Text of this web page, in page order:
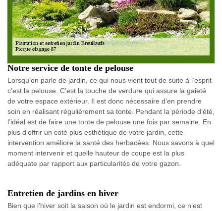
Notre service de tonte de pelouse
Lorsqu’on parle de jardin, ce qui nous vient tout de suite à l’esprit
c’est la pelouse. C’est la touche de verdure qui assure la gaieté
de votre espace extérieur. Il est donc nécessaire d’en prendre
soin en réalisant régulièrement sa tonte. Pendant la période d’été,
l’idéal est de faire une tonte de pelouse une fois par semaine. En
plus d’offrir un coté plus esthétique de votre jardin, cette
intervention améliore la santé des herbacées. Nous savons à quel
moment intervenir et quelle hauteur de coupe est la plus
adéquate par rapport aux particularités de votre gazon.
Entretien de jardins en hiver
Bien que l’hiver soit la saison où le jardin est endormi, ce n’est